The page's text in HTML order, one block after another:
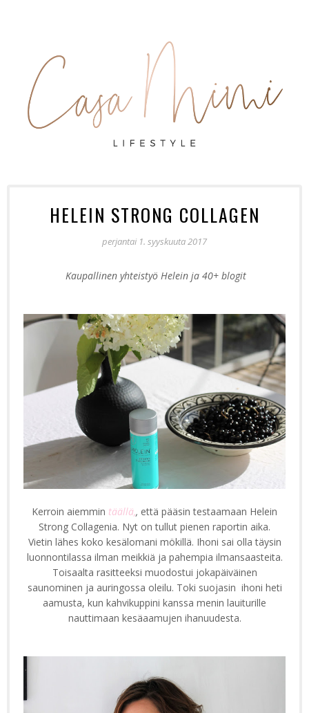
HELEIN STRONG COLLAGEN
perjantai 1. syyskuuta 2017
Kaupallinen yhteistyö Helein ja 40+ blogit
Kerroin aiemmin täällä,, että pääsin testaamaan Helein
Strong Collagenia. Nyt on tullut pienen raportin aika.
Vietin lähes koko kesälomani mökillä. Ihoni sai olla täysin
luonnontilassa ilman meikkiä ja pahempia ilmansaasteita.
Toisaalta rasitteeksi muodostui jokapäiväinen
saunominen ja auringossa oleilu. Toki suojasin ihoni heti
aamusta, kun kahvikuppini kanssa menin lauiturille
nauttimaan kesäaamujen ihanuudesta.